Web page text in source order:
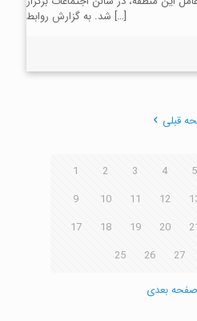
شد. به گزارش روابط […]
قبلی
1 2 3 4 5
9
10 11 12
17
18 19 20
25
26 27
صفحه بعدی